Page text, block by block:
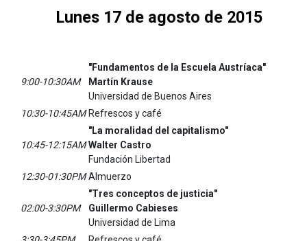
Lunes 17 de agosto de 2015
9:00-10:30AM
"Fundamentos de la Escuela Austríaca"
Martín Krause
Universidad de Buenos Aires
10:30-10:45AM Refrescos y café
10:45-12:15AM
"La moralidad del capitalismo"
Walter Castro
Fundación Libertad
12:30-01:30PM Almuerzo
02:00-3:30PM
"Tres conceptos de justicia"
Guillermo Cabieses
Universidad de Lima